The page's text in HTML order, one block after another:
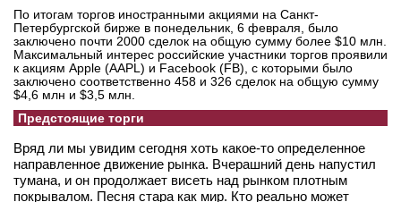
По итогам торгов иностранными акциями на Санкт-
Петербургской бирже в понедельник, 6 февраля, было
заключено почти 2000 сделок на общую сумму более $10 млн.
Максимальный интерес российские участники торгов проявили
к акциям Apple (AAPL) и Facebook (FB), с которыми было
заключено соответственно 458 и 326 сделок на общую сумму
$4,6 млн и $3,5 млн.
Предстоящие торги
Вряд ли мы увидим сегодня хоть какое-то определенное
направленное движение рынка. Вчерашний день напустил
тумана, и он продолжает висеть над рынком плотным
покрывалом. Песня стара как мир. Кто реально может